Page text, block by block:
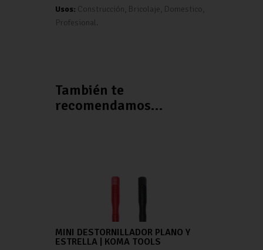
Usos: Construcción, Bricolaje, Domestico,
Profesional.
También te
recomendamos…
MINI DESTORNILLADOR PLANO Y
ESTRELLA | KOMA TOOLS